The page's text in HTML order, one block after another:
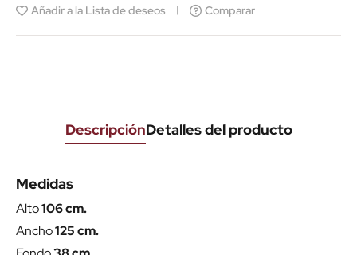
Añadir a la Lista de deseos
Comparar
DescripciónDetalles del producto
Medidas
Alto106 cm.
Ancho125 cm.